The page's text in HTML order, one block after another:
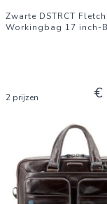
Zwarte DSTRCT
Workingbag 17 inch-
2 prijzen €